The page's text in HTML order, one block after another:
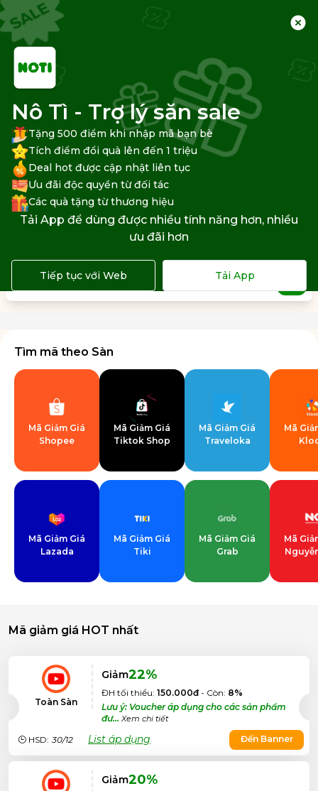
Tìm mã theo Sàn
Mã Giảm Giá
Shopee
Mã Giảm Giá
Lazada
Mã Giảm Giá
Tiktok Shop
Mã Giảm Giá
Tiki
Mã Giảm Giá
Traveloka
Mã Giảm Giá
Grab
Mã
Mã
Mã giảm giá HOT nhất
Toàn Sàn
Giảm22%
ĐH tối thiểu: 150.000đ - Còn: 8%
Lưu ý: Voucher áp dụng cho các sản phẩm
đư... Xem chi tiết
HSD: 30/12 List áp dụng Đến Banner
Giảm20%
Nô Tì - Trợ lý săn sale
Tặng 500 điểm khi nhập mã bạn bè
Tích điểm đổi quà lên đến 1 triệu
Deal hot được cập nhật liên tục
Ưu đãi độc quyền từ đối tác
Các quà tặng từ thương hiệu
Tải App để dùng được nhiều tính năng hơn, nhiều
ưu đãi hơn
Tiếp tục với Web Tải App